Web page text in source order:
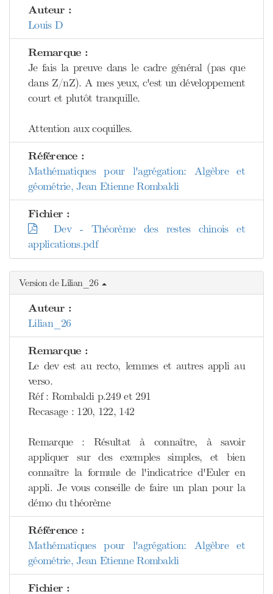
Auteur :
Louis D
Remarque :
Je fais la preuve dans le cadre général (pas que
dans Z/nZ). A mes yeux, c'est un développement
court et plutôt tranquille.
Attention aux coquilles.
Référence :
Mathématiques pour l'agrégation: Algèbre et
géométrie, Jean Etienne Rombaldi
Fichier :
Dev - Théorème des restes chinois et
applications.pdf
Version de Lilian_26
Auteur :
Lilian_26
Remarque :
Le dev est au recto, lemmes et autres appli au
verso.
Réf : Rombaldi p.249 et 291
Recasage : 120, 122, 142
Remarque : Résultat à connaître, à savoir
appliquer sur des exemples simples, et bien
connaître la formule de l'indicatrice d'Euler en
appli. Je vous conseille de faire un plan pour la
démo du théorème
Référence :
Mathématiques pour l'agrégation: Algèbre et
géométrie, Jean Etienne Rombaldi
Fichier :